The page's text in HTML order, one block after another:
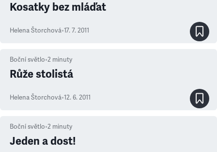
Kosatky bez mláďat
Helena Štorchová•17. 7. 2011
Boční světlo•2 minuty
Růže stolistá
Helena Štorchová•12. 6. 2011
Boční světlo•2 minuty
Jeden a dost!